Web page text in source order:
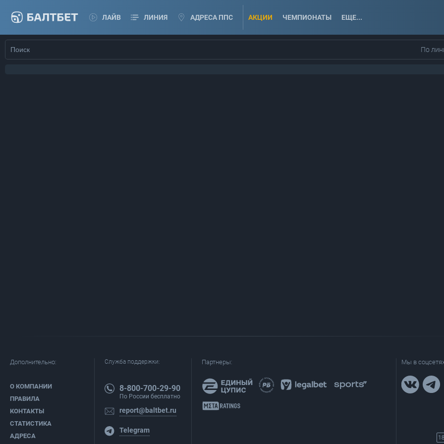
ЛАЙВ ЛИНИЯ АДРЕСА ППС АКЦИИ ЧЕМПИОНАТЫ ЕЩЕ...
По
Дополнительно:
О КОМПАНИИ
ПРАВИЛА
КОНТАКТЫ
СТАТИСТИКА
АДРЕСА
Служба поддержки:
8-800-700-29-90
По России бесплатно
report@baltbet.ru
Telegram
Партнеры: Мы в